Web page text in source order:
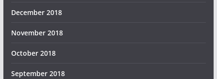
December 2018
November 2018
October 2018
September 2018